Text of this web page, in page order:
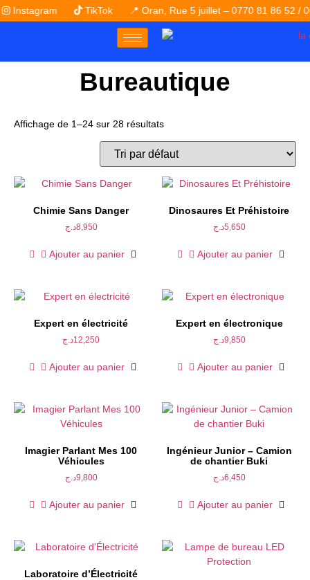
TikTok 📍 Oran, Rue 5 juillet – 0770 81 86 52 / 0662
Bureautique
Affichage de 1–24 sur 28 résultats
Chimie Sans Danger
8,950د.ج
Ajouter au panier
Dinosaures Et Préhistoire
5,650د.ج
Ajouter au panier
Expert en électricité
12,250د.ج
Ajouter au panier
Expert en électronique
9,850د.ج
Ajouter au panier
Imagier Parlant Mes 100
Véhicules
9,800د.ج
Ajouter au panier
Ingénieur Junior – Camion
de chantier Buki
6,450د.ج
Ajouter au panier
Laboratoire d’Électricité